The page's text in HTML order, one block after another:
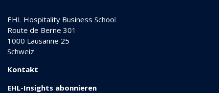
EHL Hospitality Business School
Route de Berne 301
1000 Lausanne 25
Schweiz
Kontakt
EHL-Insights abonnieren